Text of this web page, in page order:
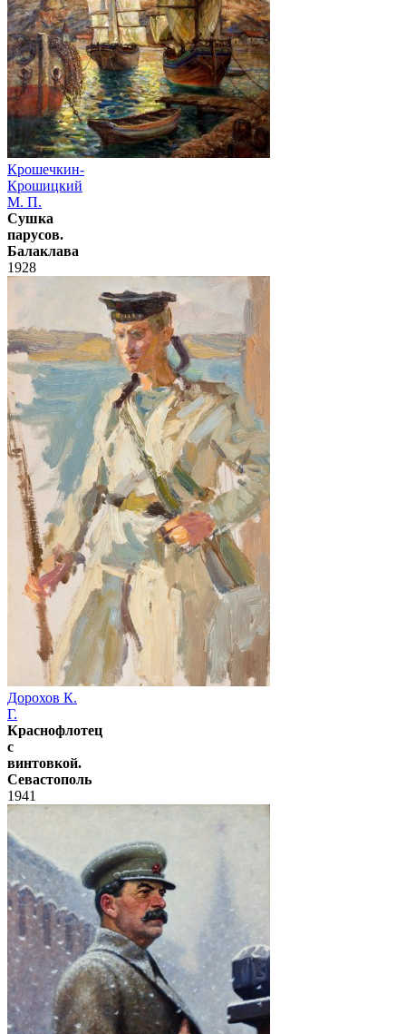
Крошечкин-
Крошицкий
М. П.
Сушка
парусов.
Балаклава
1928
Дорохов К.
Г.
Краснофлотец
с
винтовкой.
Севастополь
1941